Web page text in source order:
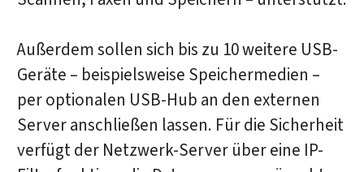
Außerdem sollen sich bis zu 10 weitere USB-
Geräte – beispielsweise Speichermedien –
per optionalen USB-Hub an den externen
Server anschließen lassen. Für die Sicherheit
verfügt der Netzwerk-Server über eine IP-